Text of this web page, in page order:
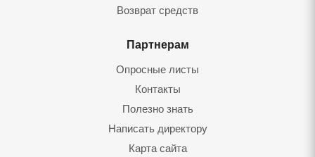
Возврат средств
Партнерам
Опросные листы
Контакты
Полезно знать
Написать директору
Карта сайта